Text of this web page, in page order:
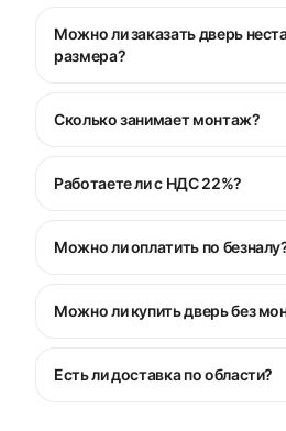
Можно ли заказать дверь
размера?
Сколько занимает монтаж?
Работаете ли с НДС 22%?
Можно ли оплатить по
Можно ли купить дверь без
Есть ли доставка по области?